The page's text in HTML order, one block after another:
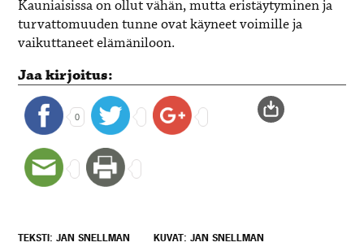
Kauniaisissa on ollut vähän, mutta eristäytyminen ja
turvattomuuden tunne ovat käyneet voimille ja
vaikuttaneet elämäniloon.
Jaa kirjoitus:
0
TEKSTI: JAN SNELLMAN KUVAT: JAN SNELLMAN